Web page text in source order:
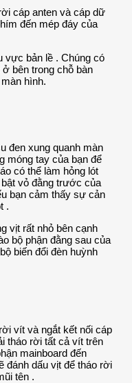
cáp anten và cáp dữ
đến mép đáy của
vực bản lề . Chúng có
bên trong chỗ bàn
hình.
đen xung quanh màn
móng tay của bạn để
có thể làm hỏng lót
vỏ đằng trước của
bạn cảm thấy sự cản
.
vịt rất nhỏ bên cạnh
bộ phận đằng sau của
biến đổi đèn huỳnh
vít và ngắt kết nối cáp
tháo rời tất cả vít trên
mainboard đến
đánh dấu vịt để tháo rời
tên .